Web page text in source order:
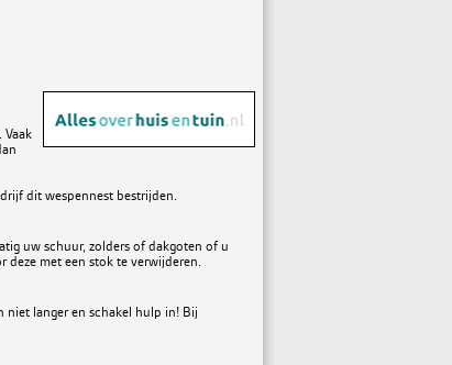
Vaak
dit wespennest bestrijden.
uw schuur, zolders of dakgoten of u
deze met een stok te verwijderen.
niet langer en schakel hulp in! Bij